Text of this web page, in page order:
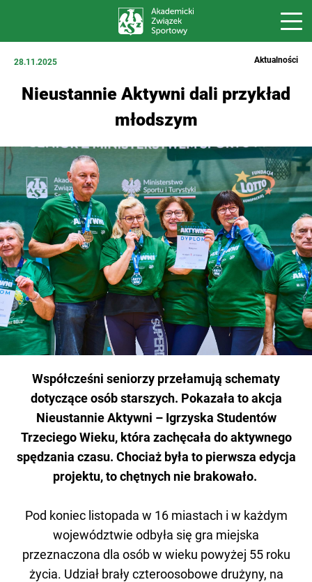
28.11.2025 Aktualności
Nieustannie Aktywni dali przykład
młodszym
Współcześni seniorzy przełamują schematy
dotyczące osób starszych. Pokazała to akcja
Nieustannie Aktywni – Igrzyska Studentów
Trzeciego Wieku, która zachęcała do aktywnego
spędzania czasu. Chociaż była to pierwsza edycja
projektu, to chętnych nie brakowało.
Pod koniec listopada w 16 miastach i w każdym
województwie odbyła się gra miejska
przeznaczona dla osób w wieku powyżej 55 roku
życia. Udział brały czteroosobowe drużyny, na